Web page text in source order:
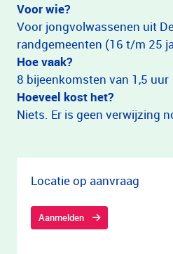
Voor wie?
Voor jongvolwassenen uit
randgemeenten (16 t/m 25
Hoe vaak?
8 bijeenkomsten van 1,5 uur
Hoeveel kost het?
Niets. Er is geen verwijzing
Locatie op aanvraag
Aanmelden